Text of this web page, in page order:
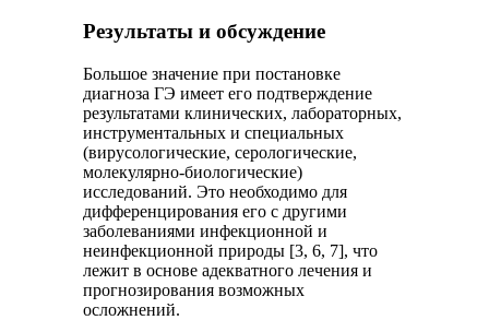
Результаты и обсуждение
Большое значение при постановке
диагноза ГЭ имеет его подтверждение
результатами клинических, лабораторных,
инструментальных и специальных
(вирусологические, серологические,
молекулярно-биологические)
исследований. Это необходимо для
дифференцирования его с другими
заболеваниями инфекционной и
неинфекционной природы [3, 6, 7], что
лежит в основе адекватного лечения и
прогнозирования возможных
осложнений.